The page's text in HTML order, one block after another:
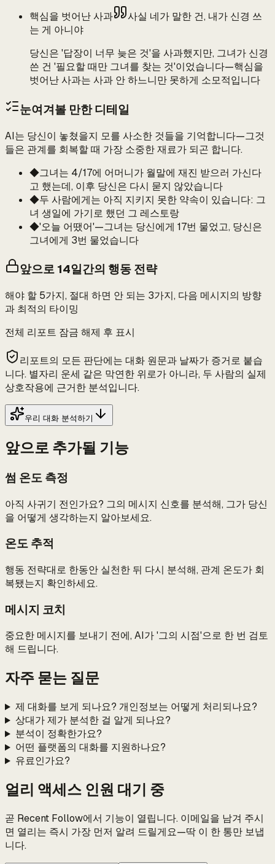
핵심을 벗어난 사과
사실 네가 말한 건, 내가 신경 쓰
는 게 아니야
당신은 '답장이 너무 늦은 것'을 사과했지만, 그녀가 신경
쓴 건 '필요할 때만 그녀를 찾는 것'이었습니다—핵심을
벗어난 사과는 사과 안 하느니만 못하게 소모적입니다
눈여겨볼 만한 디테일
AI는 당신이 놓쳤을지 모를 사소한 것들을 기억합니다—그것
들은 관계를 회복할 때 가장 소중한 재료가 되곤 합니다.
◆그녀는 4/17에 어머니가 월말에 재진 받으러 가신다
고 했는데, 이후 당신은 다시 묻지 않았습니다
◆두 사람에게는 아직 지키지 못한 약속이 있습니다: 그
녀 생일에 가기로 했던 그 레스토랑
◆'오늘 어땠어'—그녀는 당신에게 17번 물었고, 당신은
그녀에게 3번 물었습니다
앞으로 14일간의 행동 전략
해야 할 5가지, 절대 하면 안 되는 3가지, 다음 메시지의 방향
과 최적의 타이밍
전체 리포트 잠금 해제 후 표시
리포트의 모든 판단에는 대화 원문과 날짜가 증거로 붙습
니다. 별자리 운세 같은 막연한 위로가 아니라, 두 사람의 실제
상호작용에 근거한 분석입니다.
우리 대화 분석하기
앞으로 추가될 기능
썸 온도 측정
아직 사귀기 전인가요? 그의 메시지 신호를 분석해, 그가 당신
을 어떻게 생각하는지 알아보세요.
온도 추적
행동 전략대로 한동안 실천한 뒤 다시 분석해, 관계 온도가 회
복됐는지 확인하세요.
메시지 코치
중요한 메시지를 보내기 전에, AI가 '그의 시점'으로 한 번 검토
해 드립니다.
자주 묻는 질문
제 대화를 보게 되나요? 개인정보는 어떻게 처리되나요?
상대가 제가 분석한 걸 알게 되나요?
분석이 정확한가요?
어떤 플랫폼의 대화를 지원하나요?
유료인가요?
얼리 액세스 인원 대기 중
곧 Recent Follow에서 기능이 열립니다. 이메일을 남겨 주시
면 열리는 즉시 가장 먼저 알려 드릴게요—딱 이 한 통만 보냅
니다.